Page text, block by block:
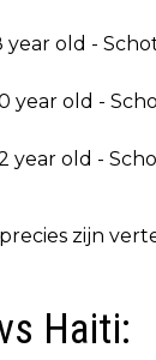
old -
year old -
year old -
zijn
Haiti: